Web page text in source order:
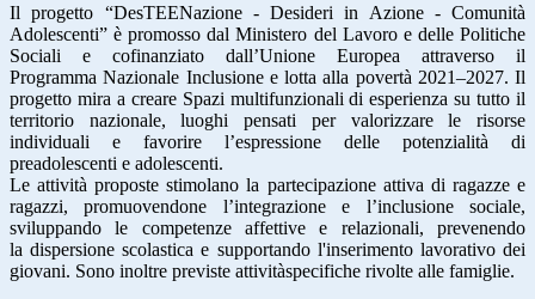
Il progetto “DesTEENazione - Desideri in Azione - Comunità
Adolescenti” è promosso dal Ministero del Lavoro e delle Politiche
Sociali e cofinanziato dall’Unione Europea attraverso il
Programma Nazionale Inclusione e lotta alla povertà 2021–2027. Il
progetto mira a creare Spazi multifunzionali di esperienza su tutto il
territorio nazionale, luoghi pensati per valorizzare le risorse
individuali e favorire l’espressione delle potenzialità di
preadolescenti e adolescenti.
Le attività proposte stimolano la partecipazione attiva di ragazze e
ragazzi, promuovendone l’integrazione e l’inclusione sociale,
sviluppando le competenze affettive e relazionali, prevenendo
la dispersione scolastica e supportando l'inserimento lavorativo dei
giovani. Sono inoltre previste attivitàspecifiche rivolte alle famiglie.